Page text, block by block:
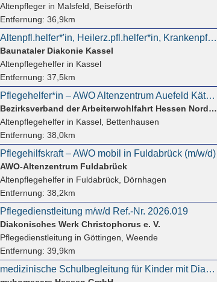
Altenpflegerin Malsfeld, Beiseförth
Entfernung: 36,9km
Altenpfl.helfer*'in, Heilerz.pfl.helfer*in, Krankenpfl.helfer*in, Soz.assistent*in (m/w/d) - Kassel
Baunataler Diakonie Kassel
Altenpflegehelferin Kassel
Entfernung: 37,5km
Pflegehelfer*in – AWO Altenzentrum Auefeld Käthe-Richter-Haus (m/w/d)
Bezirksverband der Arbeiterwohlfahrt Hessen Nord e.V.
Altenpflegehelferin Kassel, Bettenhausen
Entfernung: 38,0km
Pflegehilfskraft – AWO mobil in Fuldabrück (m/w/d)
AWO-Altenzentrum Fuldabrück
Altenpflegehelferin Fuldabrück, Dörnhagen
Entfernung: 38,2km
Pflegedienstleitung m/w/d Ref.-Nr. 2026.019
Diakonisches Werk Christophorus e. V.
Pflegedienstleitung in Göttingen, Weende
Entfernung: 39,9km
medizinische Schulbegleitung für Kinder mit Diabetes in Teilzeit (m/w/d)